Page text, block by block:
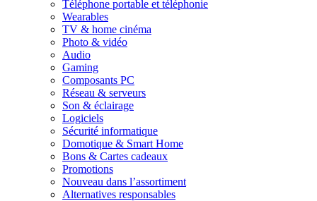
Téléphone portable et téléphonie
Wearables
TV & home cinéma
Photo & vidéo
Audio
Gaming
Composants PC
Réseau & serveurs
Son & éclairage
Logiciels
Sécurité informatique
Domotique & Smart Home
Bons & Cartes cadeaux
Promotions
Nouveau dans l’assortiment
Alternatives responsables